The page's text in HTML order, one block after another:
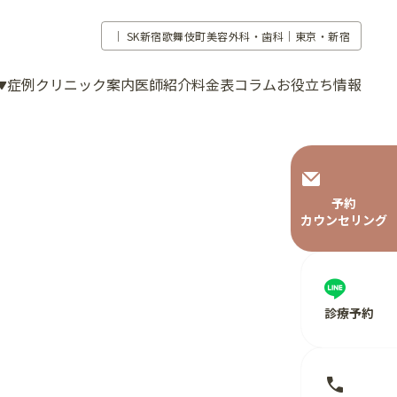
｜ SK新宿歌舞伎町美容外科・歯科｜東京・新宿
症例クリニック案内医師紹介料金表コラムお役立ち情報
診療予約
予約
カウンセリング